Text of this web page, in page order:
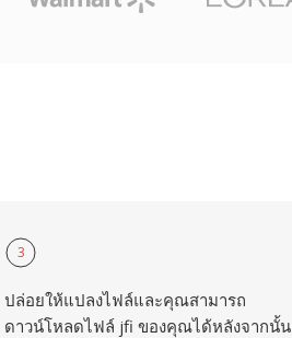
3
ปล่อยให้แปลงไฟล์และคุณสามารถ
ดาวน์โหลดไฟล์ jfi ของคุณได้หลังจากนั้น